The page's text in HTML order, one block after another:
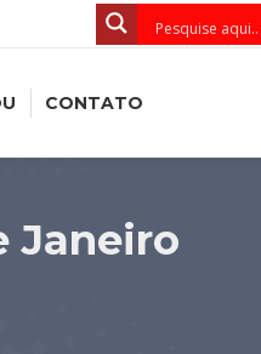
CONTATO
Janeiro